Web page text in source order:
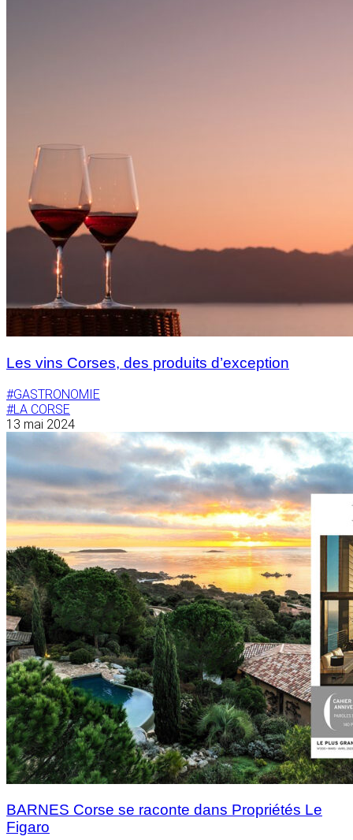
Les vins Corses, des produits d’exception
#GASTRONOMIE
#LA CORSE
13 mai 2024
BARNES Corse se raconte dans Propriétés Le
Figaro